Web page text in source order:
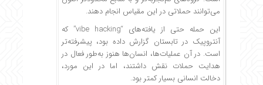
می‌توانند حملاتی در این مقیاس انجام دهند.
این حمله حتی از یافته‌های “vibe hacking” که
آنتروپیک در تابستان گزارش داده بود، پیشرفته‌تر
است. در آن عملیات‌ها، انسان‌ها هنوز به‌طور فعال در
هدایت حملات نقش داشتند، اما در این مورد،
دخالت انسانی بسیار کمتر بود.